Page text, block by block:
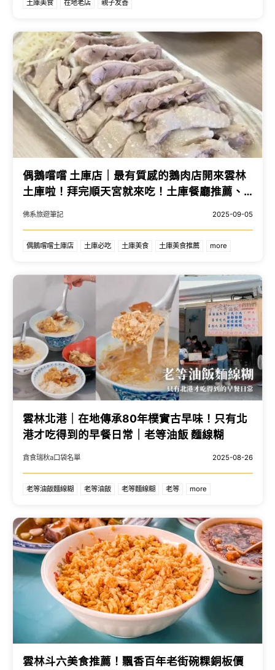
土庫美食 在地老店 親子友善
偶鵝嚐嚐 土庫店｜最有質感的鵝肉店開來雲林
土庫啦！拜完順天宮就來吃！土庫餐廳推薦、
佛系旅遊筆記 2025-09-05
偶鵝嚐嚐土庫店 土庫必吃 土庫美食 土庫美食推薦 more
雲林北港｜在地傳承80年樸實古早味！只有北
港才吃得到的早餐日常｜老等油飯 麵線糊
貪食瑞秋a口袋名單 2025-08-26
老等油飯麵線糊 老等油飯 老等麵線糊 老等 more
雲林斗六美食推薦！飄香百年老街碗粿銅板價